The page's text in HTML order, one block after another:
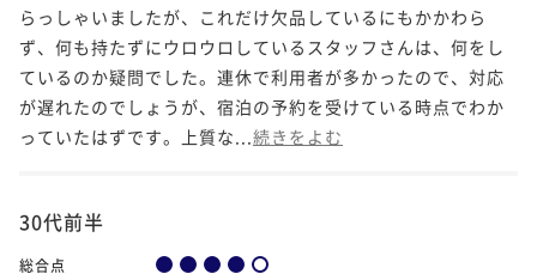
らっしゃいましたが、これだけ欠品しているにもかかわら
ず、何も持たずにウロウロしているスタッフさんは、何をし
ているのか疑問でした。連休で利用者が多かったので、対応
が遅れたのでしょうが、宿泊の予約を受けている時点でわか
っていたはずです。上質な... 続きをよむ
30代前半
総合点